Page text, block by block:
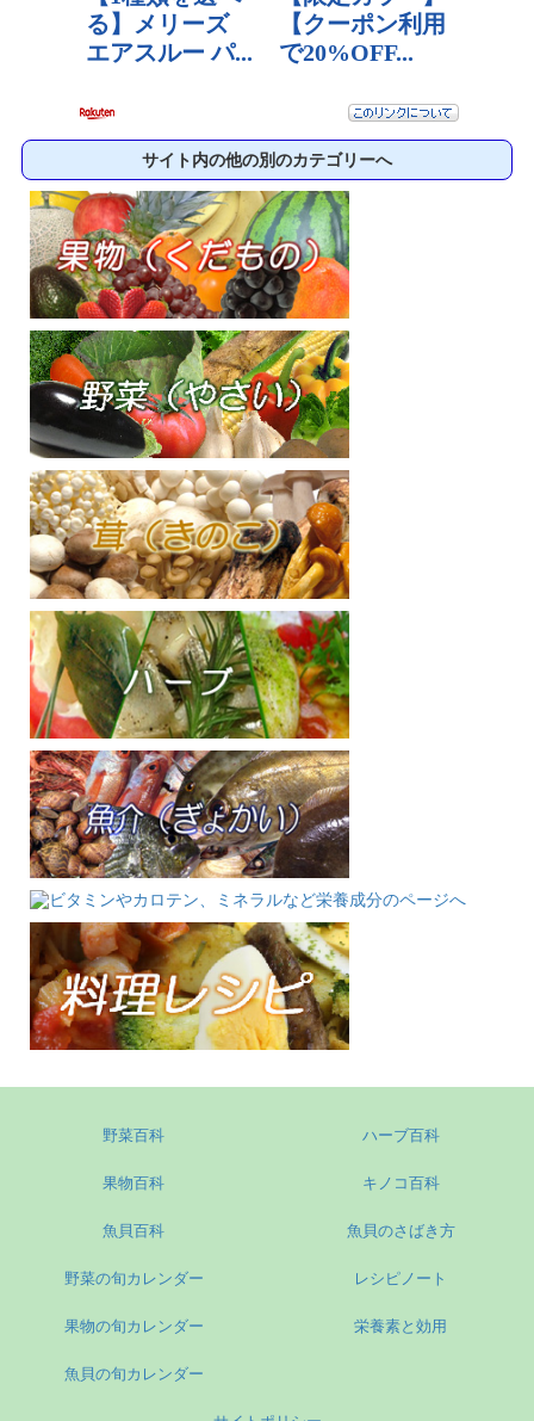
サイト内の他の別のカテゴリーへ
野菜百科
果物百科
魚貝百科
ハーブ百科
キノコ百科
魚貝のさばき方
野菜の旬カレンダー
果物の旬カレンダー
魚貝の旬カレンダー
レシピノート
栄養素と効用